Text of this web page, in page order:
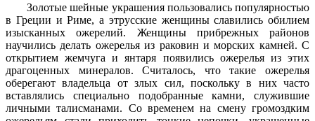
Золотые шейные украшения пользовались популярностью
в Греции и Риме, а этрусские женщины славились обилием
изысканных ожерелий. Женщины прибрежных районов
научились делать ожерелья из раковин и морских камней. С
открытием жемчуга и янтаря появились ожерелья из этих
драгоценных минералов. Считалось, что такие ожерелья
оберегают владельца от злых сил, поскольку в них часто
вставлялись специально подобранные камни, служившие
личными талисманами. Со временем на смену громоздким